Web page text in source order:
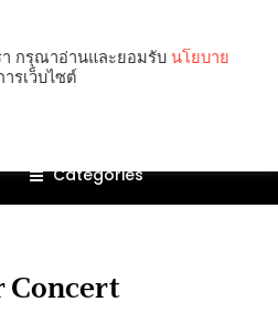
Categories
Concert
า กรุณาอ่านและยอมรับ นโยบาย
รเว็บไซต์